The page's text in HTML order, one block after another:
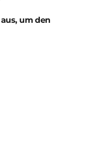
um den